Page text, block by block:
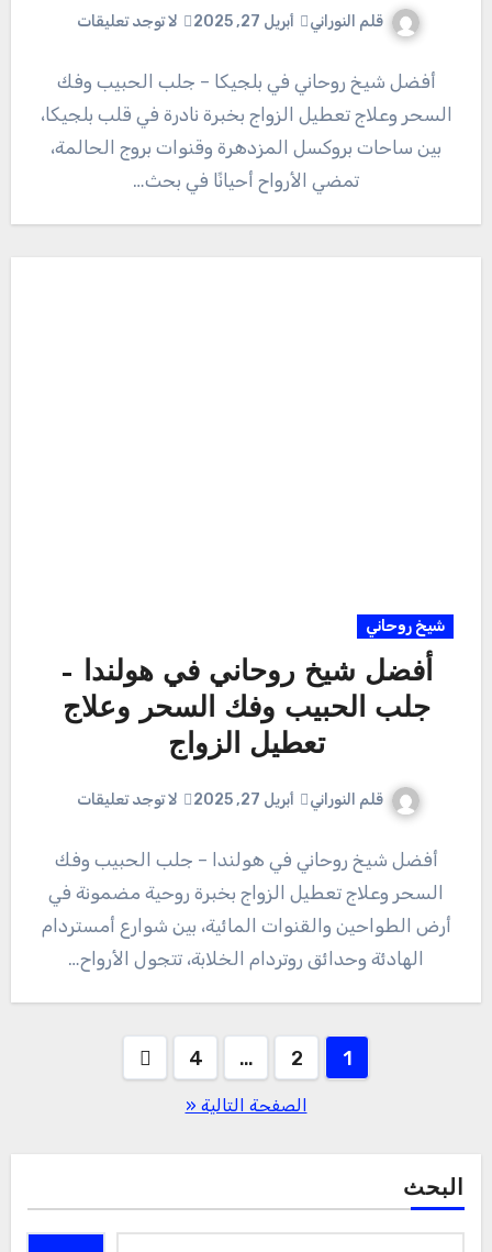
قلم النوراني أبريل 27, 2025 لا توجد تعليقات
أفضل شيخ روحاني في بلجيكا – جلب الحبيب وفك
السحر وعلاج تعطيل الزواج بخبرة نادرة في قلب بلجيكا،
بين ساحات بروكسل المزدهرة وقنوات بروج الحالمة،
تمضي الأرواح أحيانًا في بحث…
شيخ روحاني
أفضل شيخ روحاني في هولندا –
جلب الحبيب وفك السحر وعلاج
تعطيل الزواج
قلم النوراني أبريل 27, 2025 لا توجد تعليقات
أفضل شيخ روحاني في هولندا – جلب الحبيب وفك
السحر وعلاج تعطيل الزواج بخبرة روحية مضمونة في
أرض الطواحين والقنوات المائية، بين شوارع أمستردام
الهادئة وحدائق روتردام الخلابة، تتجول الأرواح…
1
2
…
4
الصفحة التالية «
البحث